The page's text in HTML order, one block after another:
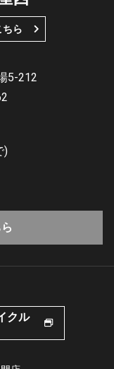
ちら
5-212
)
クル